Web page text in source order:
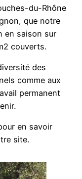
du-Rhône
que notre
en saison sur
couverts.
des
comme aux
permanent
en savoir
site.